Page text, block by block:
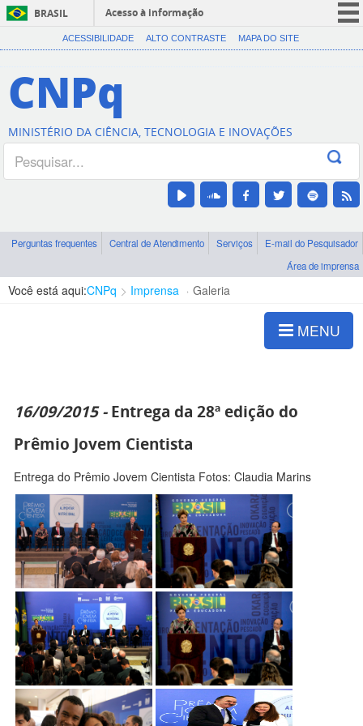
BRASIL
Acesso à informação
CORONAVÍRUS (COVID-19)
Canais
ACESSIBILIDADE ALTO CONTRASTE MAPA DO SITE
CNPq
MINISTÉRIO DA CIÊNCIA, TECNOLOGIA E INOVAÇÕES
Perguntas frequentes Central de Atendimento Serviços
E-mail do Pesquisador
Área de imprensa
Você está aqui:CNPq Imprensa Galeria
MENU
16/09/2015 -Entrega da 28ª edição do
Prêmio Jovem Cientista
Entrega do Prêmio Jovem Cientista Fotos: Claudia Marins